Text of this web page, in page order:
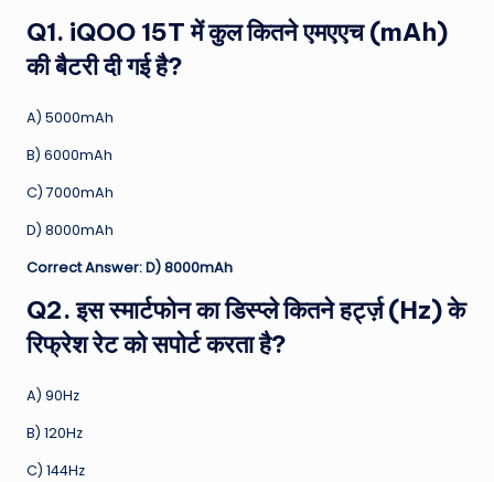
Q1. iQOO 15T में कुल कितने एमएएच (mAh)
की बैटरी दी गई है?
A) 5000mAh
B) 6000mAh
C) 7000mAh
D) 8000mAh
Correct Answer: D) 8000mAh
Q2. इस स्मार्टफोन का डिस्प्ले कितने हर्ट्ज़ (Hz) के
रिफ्रेश रेट को सपोर्ट करता है?
A) 90Hz
B) 120Hz
C) 144Hz